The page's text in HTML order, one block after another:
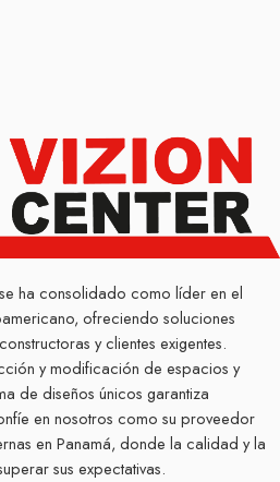
ha consolidado como líder en el
ofreciendo soluciones
y clientes exigentes.
y modificación de espacios y
de diseños únicos garantiza
en nosotros como su proveedor
en Panamá, donde la calidad y la
sus expectativas.